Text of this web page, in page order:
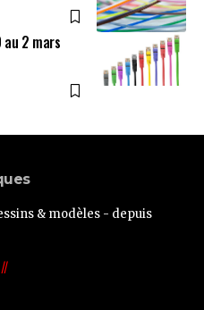
2 mars
& modèles - depuis
//